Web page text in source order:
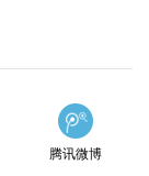
腾讯微博